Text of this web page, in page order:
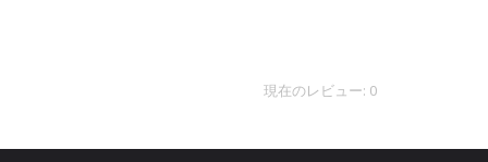
現在のレビュー: 0